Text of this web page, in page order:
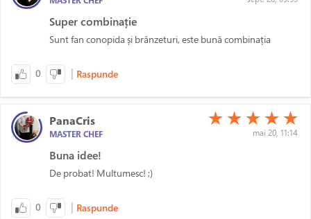
Super combinație
Sunt fan conopida și brânzeturi, este bună combinația
0 | Raspunde
PanaCris
MASTER CHEF
(*)
★ (*)
★ (*)
★ (*)
★ (*)
★
mai 20, 11:14
Buna idee!
De probat! Multumesc! ;)
0 | Raspunde